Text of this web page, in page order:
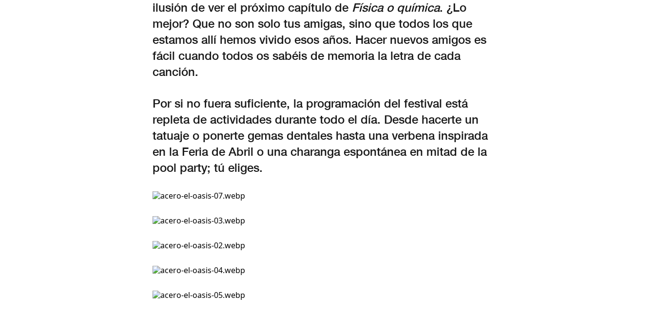
ilusión de ver el próximo capítulo de Física o química. ¿Lo
mejor? Que no son solo tus amigas, sino que todos los que
estamos allí hemos vivido esos años. Hacer nuevos amigos es
fácil cuando todos os sabéis de memoria la letra de cada
canción.
Por si no fuera suficiente, la programación del festival está
repleta de actividades durante todo el día. Desde hacerte un
tatuaje o ponerte gemas dentales hasta una verbena inspirada
en la Feria de Abril o una charanga espontánea en mitad de la
pool party; tú eliges.